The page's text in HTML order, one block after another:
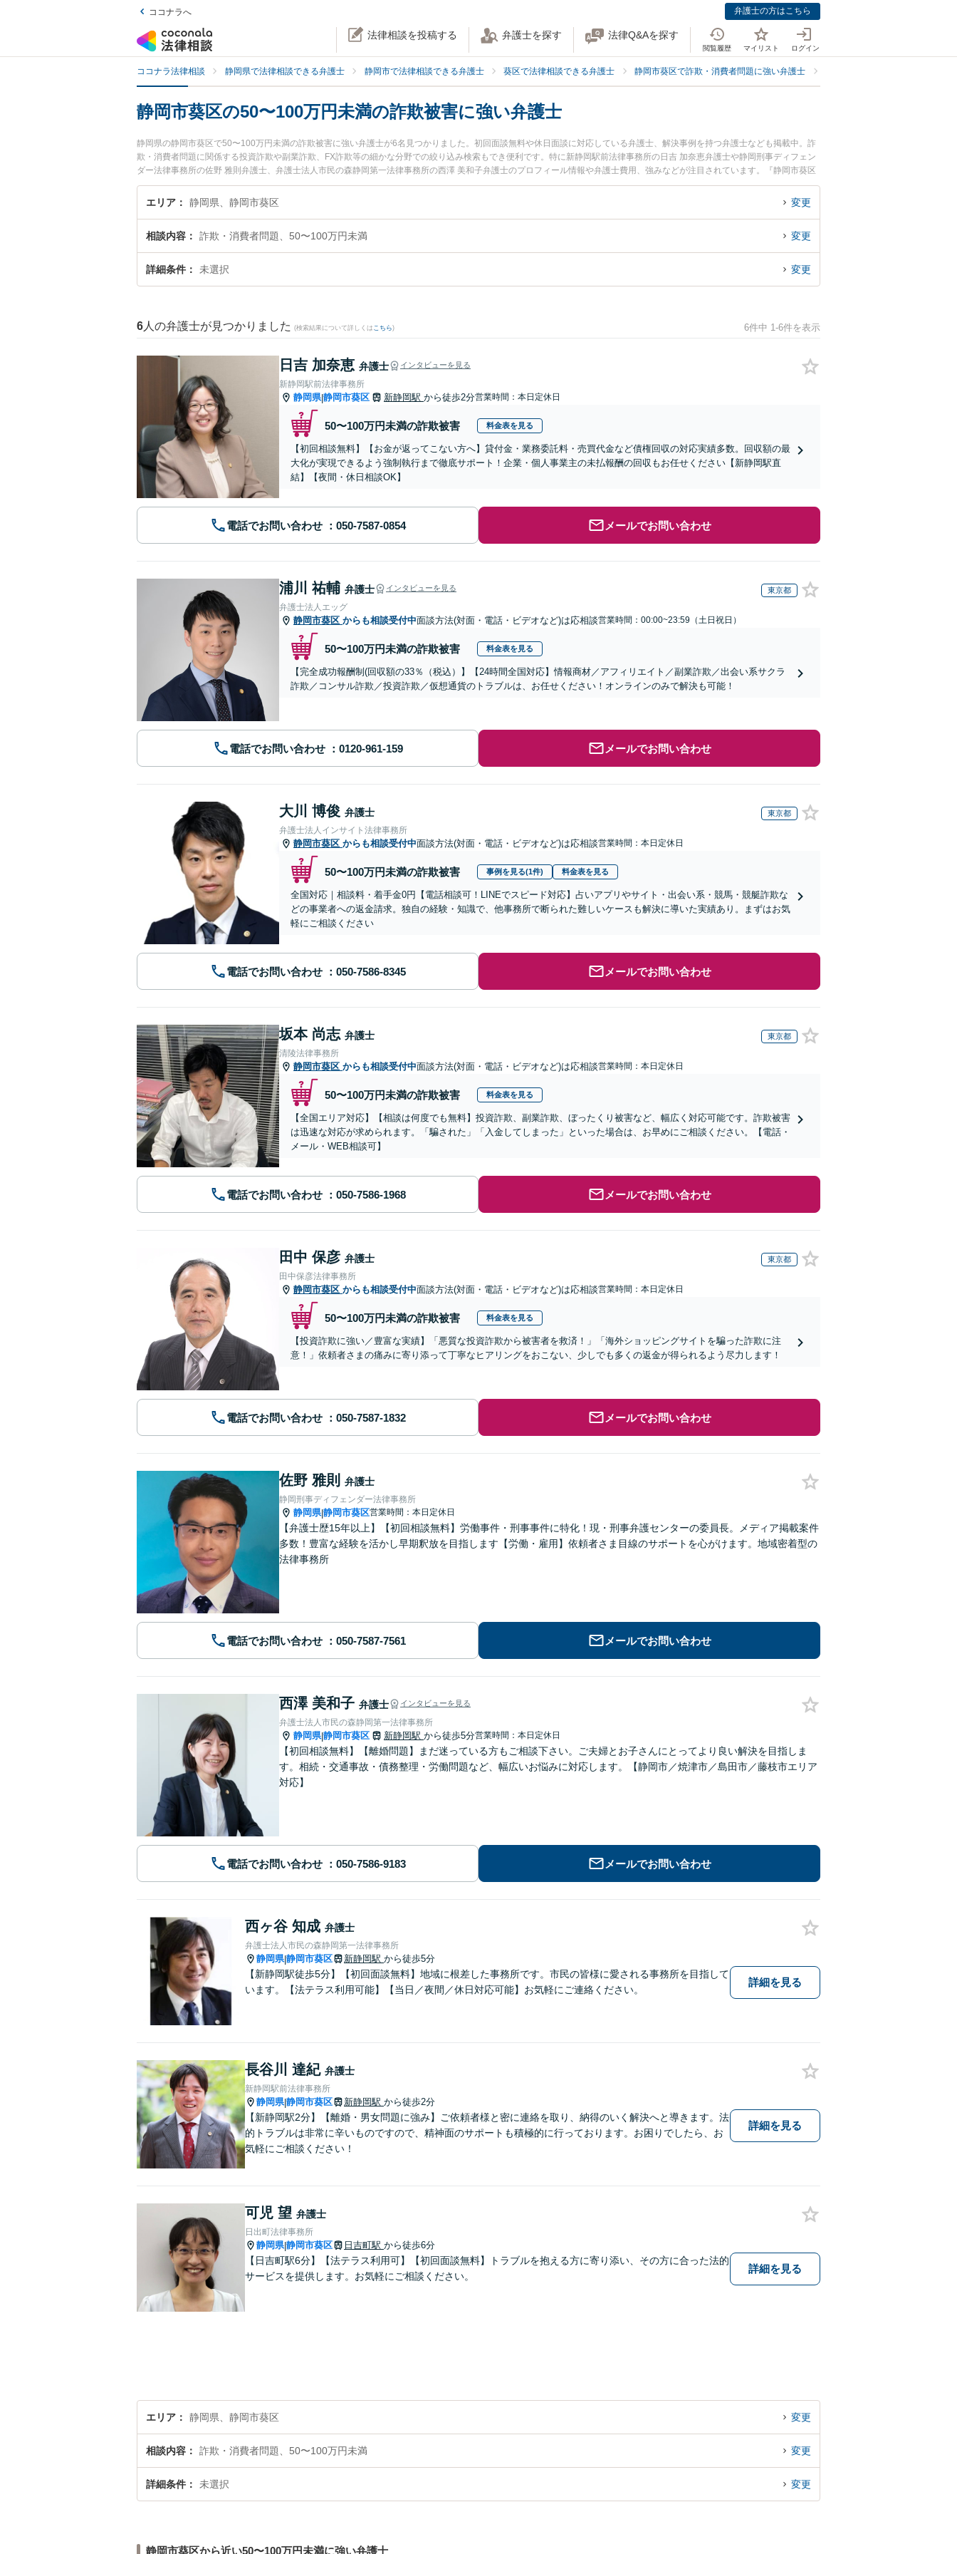
ココナラへ 弁護士の方はこちら
法律相談を投稿する 弁護士を探す 法律Q&Aを探す
閲覧履歴 マイリスト ログイン
ココナラ法律相談 静岡県で法律相談できる弁護士 静岡市で法律相談できる弁護士 葵区で法律相談できる弁護士 静岡市葵区で詐欺・消費者問題に強い弁護士
静岡市葵区の50〜100万円未満の詐欺被害に強い弁護士
静岡県の静岡市葵区で50〜100万円未満の詐欺被害に強い弁護士が6名見つかりました。初回面談無料や休日面談に対応している弁護士、解決事例を持つ弁護士なども掲載中。詐
欺・消費者問題に関係する投資詐欺や副業詐欺、FX詐欺等の細かな分野での絞り込み検索もでき便利です。特に新静岡駅前法律事務所の日吉 加奈恵弁護士や静岡刑事ディフェン
ダー法律事務所の佐野 雅則弁護士、弁護士法人市民の森静岡第一法律事務所の西澤 美和子弁護士のプロフィール情報や弁護士費用、強みなどが注目されています。『静岡市葵区
で土日や夜間に発生した50〜100万円未満の詐欺被害のトラブルを今すぐに弁護士に相談したい』『50〜100万円未満の詐欺被害のトラブル解決の実績豊富な近くの弁護士を検索
したい』『初回相談無料で50〜100万円未満の詐欺被害を法律相談できる静岡市葵区内の弁護士に相談予約したい』などでお困りの相談者さんにおすすめです。
エリア 静岡県、静岡市葵区 変更
相談内容 詐欺・消費者問題、50〜100万円未満 変更
詳細条件 未選択 変更
6 人の弁護士が見つかりました (検索結果について詳しくは こちら) 6件中 1-6件を表示
日吉 加奈恵 弁護士 インタビューを見る
新静岡駅前法律事務所
静岡県|静岡市葵区 新静岡駅 から徒歩2分営業時間：本日定休日
50〜100万円未満の詐欺被害 料金表を見る
【初回相談無料】【お金が返ってこない方へ】貸付金・業務委託料・売買代金など債権回収の対応実績多数。回収額の最
大化が実現できるよう強制執行まで徹底サポート！企業・個人事業主の未払報酬の回収もお任せください【新静岡駅直
結】【夜間・休日相談OK】
電話でお問い合わせ メールでお問い合わせ
浦川 祐輔 弁護士 インタビューを見る 東京都
弁護士法人エッグ
静岡市葵区 からも相談受付中面談方法(対面・電話・ビデオなど)は応相談営業時間：00:00~23:59（土日祝日）
50〜100万円未満の詐欺被害 料金表を見る
【完全成功報酬制(回収額の33％（税込）】【24時間全国対応】情報商材／アフィリエイト／副業詐欺／出会い系サクラ
詐欺／コンサル詐欺／投資詐欺／仮想通貨のトラブルは、お任せください！オンラインのみで解決も可能！
電話でお問い合わせ メールでお問い合わせ
大川 博俊 弁護士 東京都
弁護士法人インサイト法律事務所
静岡市葵区 からも相談受付中面談方法(対面・電話・ビデオなど)は応相談営業時間：本日定休日
50〜100万円未満の詐欺被害 事例を見る(1件) 料金表を見る
全国対応｜相談料・着手金0円【電話相談可！LINEでスピード対応】占いアプリやサイト・出会い系・競馬・競艇詐欺な
どの事業者への返金請求。独自の経験・知識で、他事務所で断られた難しいケースも解決に導いた実績あり。まずはお気
軽にご相談ください
電話でお問い合わせ メールでお問い合わせ
坂本 尚志 弁護士 東京都
清陵法律事務所
静岡市葵区 からも相談受付中面談方法(対面・電話・ビデオなど)は応相談営業時間：本日定休日
50〜100万円未満の詐欺被害 料金表を見る
【全国エリア対応】【相談は何度でも無料】投資詐欺、副業詐欺、ぼったくり被害など、幅広く対応可能です。詐欺被害
は迅速な対応が求められます。「騙された」「入金してしまった」といった場合は、お早めにご相談ください。【電話・
メール・WEB相談可】
電話でお問い合わせ メールでお問い合わせ
田中 保彦 弁護士 東京都
田中保彦法律事務所
静岡市葵区 からも相談受付中面談方法(対面・電話・ビデオなど)は応相談営業時間：本日定休日
50〜100万円未満の詐欺被害 料金表を見る
【投資詐欺に強い／豊富な実績】「悪質な投資詐欺から被害者を救済！」「海外ショッピングサイトを騙った詐欺に注
意！」依頼者さまの痛みに寄り添って丁寧なヒアリングをおこない、少しでも多くの返金が得られるよう尽力します！
電話でお問い合わせ メールでお問い合わせ
佐野 雅則 弁護士
静岡刑事ディフェンダー法律事務所
静岡県|静岡市葵区営業時間：本日定休日
【弁護士歴15年以上】【初回相談無料】労働事件・刑事事件に特化！現・刑事弁護センターの委員長。メディア掲載案件
多数！豊富な経験を活かし早期釈放を目指します【労働・雇用】依頼者さま目線のサポートを心がけます。地域密着型の
法律事務所
電話でお問い合わせ メールでお問い合わせ
西澤 美和子 弁護士 インタビューを見る
弁護士法人市民の森静岡第一法律事務所
静岡県|静岡市葵区 新静岡駅 から徒歩5分営業時間：本日定休日
【初回相談無料】【離婚問題】まだ迷っている方もご相談下さい。ご夫婦とお子さんにとってより良い解決を目指しま
す。相続・交通事故・債務整理・労働問題など、幅広いお悩みに対応します。【静岡市／焼津市／島田市／藤枝市エリア
対応】
電話でお問い合わせ メールでお問い合わせ
西ヶ谷 知成 弁護士
弁護士法人市民の森静岡第一法律事務所
静岡県|静岡市葵区 新静岡駅 から徒歩5分
【新静岡駅徒歩5分】【初回面談無料】地域に根差した事務所です。市民の皆様に愛される事務所を目指して
います。【法テラス利用可能】【当日／夜間／休日対応可能】お気軽にご連絡ください。
詳細を見る
長谷川 達紀 弁護士
新静岡駅前法律事務所
静岡県|静岡市葵区 新静岡駅 から徒歩2分
【新静岡駅2分】【離婚・男女問題に強み】ご依頼者様と密に連絡を取り、納得のいく解決へと導きます。法
的トラブルは非常に辛いものですので、精神面のサポートも積極的に行っております。お困りでしたら、お
気軽にご相談ください！
詳細を見る
可児 望 弁護士
日出町法律事務所
静岡県|静岡市葵区 日吉町駅 から徒歩6分
【日吉町駅6分】【法テラス利用可】【初回面談無料】トラブルを抱える方に寄り添い、その方に合った法的
サービスを提供します。お気軽にご相談ください。
詳細を見る
エリア 静岡県、静岡市葵区 変更
相談内容 詐欺・消費者問題、50〜100万円未満 変更
詳細条件 未選択 変更
静岡市葵区から近い50〜100万円未満に強い弁護士